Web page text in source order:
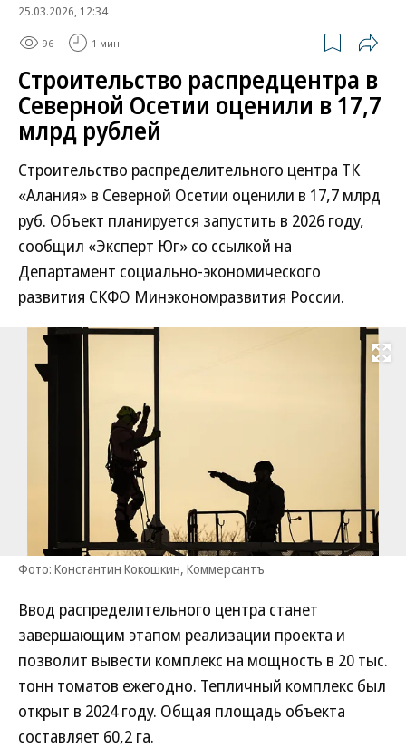
25.03.2026, 12:34
96 1 мин.
Строительство распредцентра в
Северной Осетии оценили в 17,7
млрд рублей
Строительство распределительного центра ТК
«Алания» в Северной Осетии оценили в 17,7 млрд
руб. Объект планируется запустить в 2026 году,
сообщил «Эксперт Юг» со ссылкой на
Департамент социально-экономического
развития СКФО Минэкономразвития России.
Развернуть
Фото: Константин Кокошкин, Коммерсантъ
Ввод распределительного центра станет
завершающим этапом реализации проекта и
позволит вывести комплекс на мощность в 20 тыс.
тонн томатов ежегодно. Тепличный комплекс был
открыт в 2024 году. Общая площадь объекта
составляет 60,2 га.